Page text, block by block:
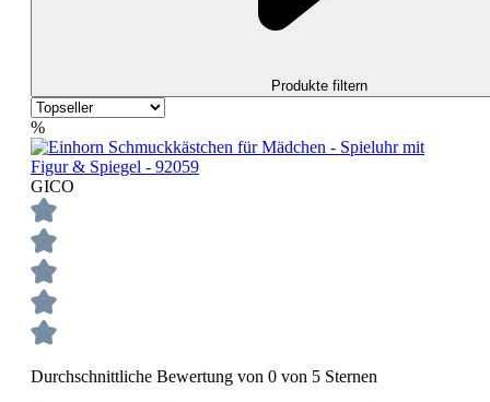
Produkte filtern
%
GICO
Durchschnittliche Bewertung von 0 von 5 Sternen